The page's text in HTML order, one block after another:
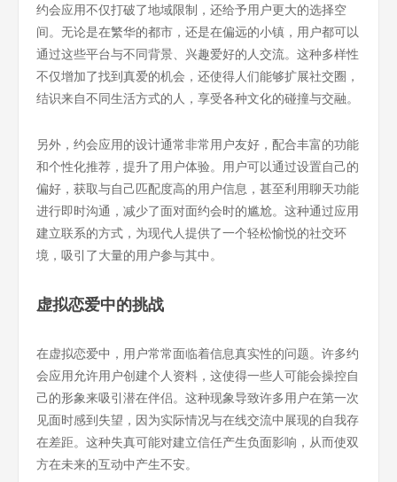
约会应用不仅打破了地域限制，还给予用户更大的选择空
间。无论是在繁华的都市，还是在偏远的小镇，用户都可以
通过这些平台与不同背景、兴趣爱好的人交流。这种多样性
不仅增加了找到真爱的机会，还使得人们能够扩展社交圈，
结识来自不同生活方式的人，享受各种文化的碰撞与交融。
另外，约会应用的设计通常非常用户友好，配合丰富的功能
和个性化推荐，提升了用户体验。用户可以通过设置自己的
偏好，获取与自己匹配度高的用户信息，甚至利用聊天功能
进行即时沟通，减少了面对面约会时的尴尬。这种通过应用
建立联系的方式，为现代人提供了一个轻松愉悦的社交环
境，吸引了大量的用户参与其中。
虚拟恋爱中的挑战
在虚拟恋爱中，用户常常面临着信息真实性的问题。许多约
会应用允许用户创建个人资料，这使得一些人可能会操控自
己的形象来吸引潜在伴侣。这种现象导致许多用户在第一次
见面时感到失望，因为实际情况与在线交流中展现的自我存
在差距。这种失真可能对建立信任产生负面影响，从而使双
方在未来的互动中产生不安。